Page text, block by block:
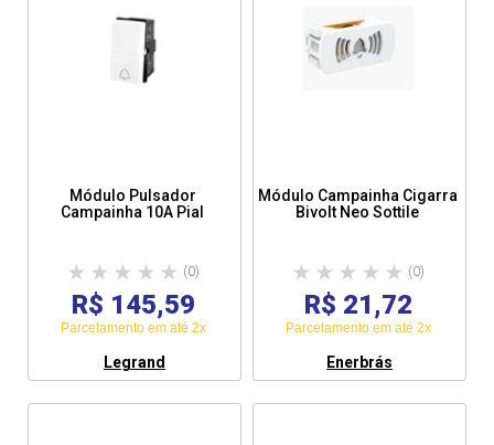
Módulo Pulsador
Campainha 10A Pial
(0)
R$ 145,59
Parcelamento em até 2x
Legrand
Módulo Campainha Cigarra
Bivolt Neo Sottile
(0)
R$ 21,72
Parcelamento em até 2x
Enerbrás